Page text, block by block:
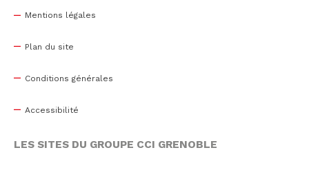
Mentions légales
Plan du site
Conditions générales
Accessibilité
LES SITES DU GROUPE CCI GRENOBLE